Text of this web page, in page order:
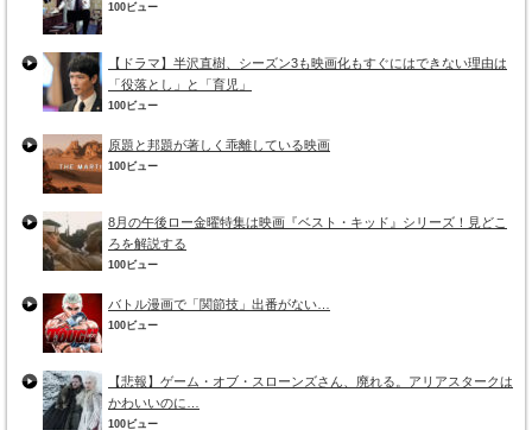
100ビュー
【ドラマ】半沢直樹、シーズン3も映画化もすぐにはできない理由は
「役落とし」と「育児」
100ビュー
原題と邦題が著しく乖離している映画
100ビュー
8月の午後ロー金曜特集は映画『ベスト・キッド』シリーズ！見どこ
ろを解説する
100ビュー
バトル漫画で「関節技」出番がない…
100ビュー
【悲報】ゲーム・オブ・スローンズさん、廃れる。アリアスタークは
かわいいのに…
100ビュー